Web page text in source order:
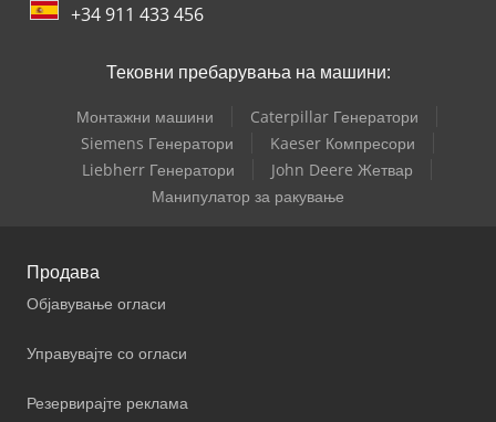
+34 911 433 456
Тековни пребарувања на машини:
Монтажни машини
Caterpillar Генератори
Siemens Генератори
Kaeser Компресори
Liebherr Генератори
John Deere Жетвар
Манипулатор за ракување
Продава
Објавување огласи
Управувајте со огласи
Резервирајте реклама